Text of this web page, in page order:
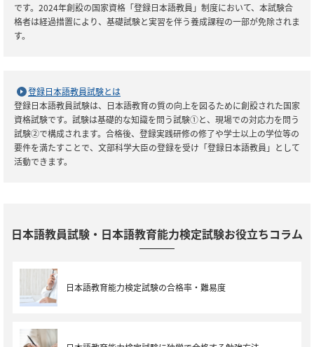
です。2024年創設の国家資格「登録日本語教員」制度において、本試験合
格者は経過措置により、基礎試験と実習を伴う養成課程の一部が免除されま
す。
登録日本語教員試験とは
登録日本語教員試験は、日本語教育の質の向上を図るために創設された国家
資格試験です。試験は基礎的な知識を問う試験①と、現場での対応力を問う
試験②で構成されます。合格後、登録実践研修の修了や学士以上の学位等の
要件を満たすことで、文部科学大臣の登録を受け「登録日本語教員」として
活動できます。
日本語教員試験・日本語教育能力検定試験お役立ちコラム
日本語教育能力検定試験の合格率・難易度